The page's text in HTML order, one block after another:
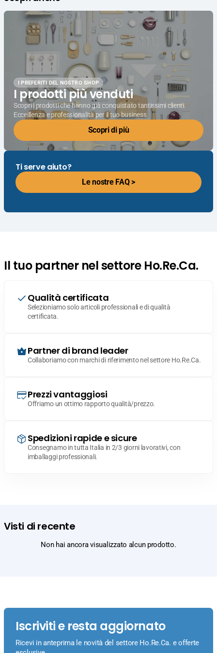
I PREFERITI DEL NOSTRO SHOP
I prodotti più venduti
Scopri i prodotti che hanno già conquistato tantissimi clienti.
Eccelllenza e professionalità per il tuo business
Scopri di più
Ti serve aiuto?
Le nostre FAQ >
Il tuo partner nel settore Ho.Re.Ca.
Qualità certificata
Selezioniamo solo articoli professionali e di qualità
certificata.
Partner di brand leader
Collaboriamo con marchi di riferimento nel settore Ho.Re.Ca.
Prezzi vantaggiosi
Offriamo un ottimo rapporto qualità/prezzo.
Spedizioni rapide e sicure
Consegnamo in tutta Italia in 2/3 giorni lavorativi, con
imballaggi professionali.
Visti di recente
Non hai ancora visualizzato alcun prodotto.
Iscriviti e resta aggiornato
Ricevi in anteprima le novità del settore Ho.Re.Ca. e offerte